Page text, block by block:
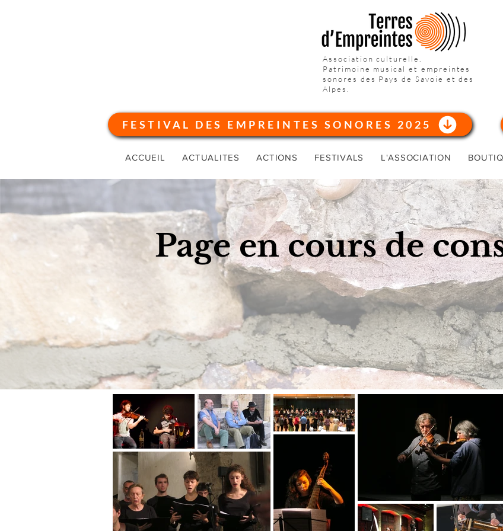
Association culturelle.
Patrimoine musical et empreintes
sonores des Pays de Savoie et des
Alpes.
FESTIVAL DES EMPREINTES SONORES 2025
ACCUEIL ACTUALITES ACTIONS FESTIVALS L'ASSOCIATION
Page en cours de